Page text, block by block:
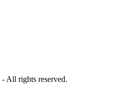
- All rights reserved.